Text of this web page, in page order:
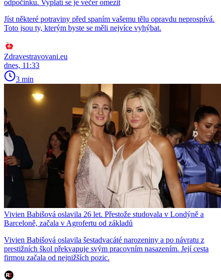
odpočinku. Vyplatí se je večer omezit
Jíst některé potraviny před spaním vašemu tělu opravdu neprospívá.
Toto jsou ty, kterým byste se měli nejvíce vyhýbat.
Zdravestravovani.eu
dnes, 11:33
3 min
Vivien Babišová oslavila 26 let. Přestože studovala v Londýně a
Barceloně, začala v Agrofertu od základů
Vivien Babišová oslavila šestadvacáté narozeniny a po návratu z
prestižních škol překvapuje svým pracovním nasazením. Její cesta
firmou začala od nejnižších pozic.